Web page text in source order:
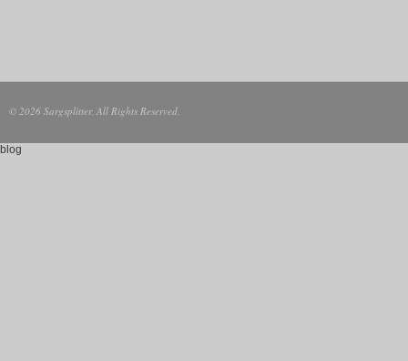
© 2026 Sargsplitter. All Rights Reserved.
blog